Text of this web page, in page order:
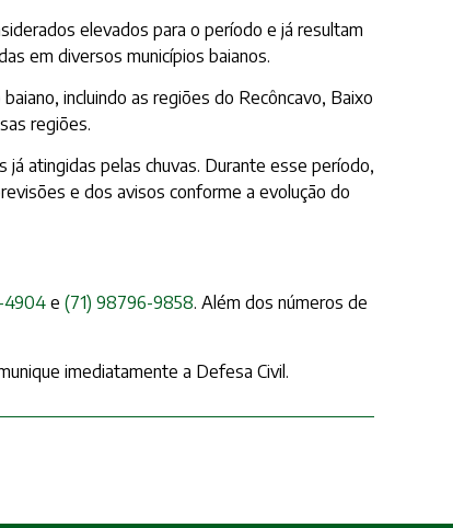
elevados para o período e já resultam
em diversos municípios baianos.
incluindo as regiões do Recôncavo, Baixo
regiões.
já atingidas pelas chuvas. Durante esse período,
e dos avisos conforme a evolução do
4904e (71) 98796-9858. Além dos números de
imediatamente a Defesa Civil.